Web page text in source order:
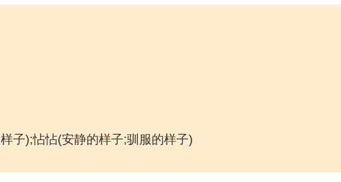
子);怗怗(安静的样子;驯服的样子)